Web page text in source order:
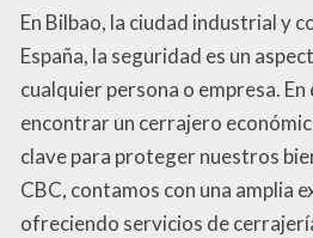
En Bilbao, la ciudad industrial y
España, la seguridad es un
cualquier persona o empresa.
encontrar un cerrajero
clave para proteger nuestros
CBC, contamos con una amplia
ofreciendo servicios de